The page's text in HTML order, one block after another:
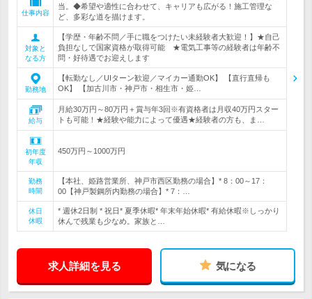
仕事内容
当。◆希望や適性に合わせて、キャリアも広がる！施工管理な
ど、多彩な道を描けます。
対象と
なる方
【学歴・年齢不問／手に職をつけたい未経験者大歓迎！】★自己
負担なしで国家資格が取得可能 ★電気工事等の経験者は年齢不
問・好待遇でお迎えします
勤務地
【転勤なし／UIターン歓迎／マイカー通勤OK】 【直行直帰も
OK】 【加古川市・神戸市・相生市・姫…
給与
月給30万円～80万円＋賞与年3回※有資格者は月収40万円スター
トも可能！★経験や能力によって優遇★経験者の方も、ま…
初年度
年収
450万円～1000万円
勤務
時間
【本社、姫路営業所、神戸市西区勤務の場合】* 8：00～17：
00【神戸製鋼所内勤務の場合】* 7：…
休日
休暇
* 週休2日制 * 祝日* 夏季休暇* 年末年始休暇* 有給休暇※しっかり
休んで残業も少なめ。家族と…
求人詳細を見る 気になる